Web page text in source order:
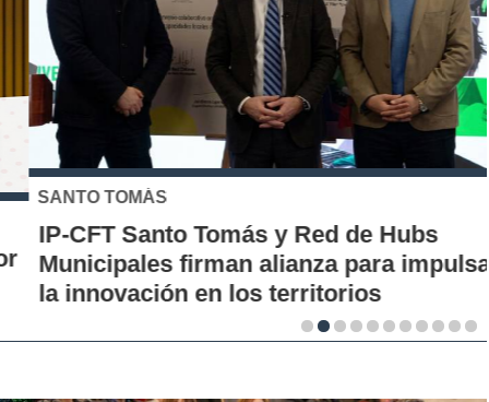
SANTO TOMÁS
IP-CFT Santo Tomás y Red de Hubs
Municipales firman alianza para impulsar
la innovación en los territorios